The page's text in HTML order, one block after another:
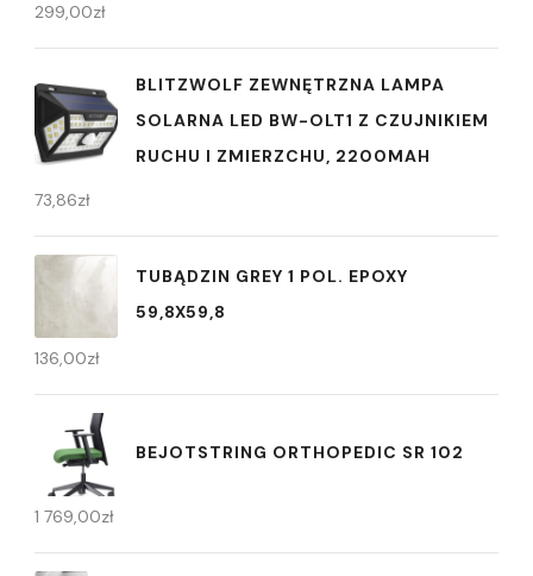
299,00zł
BLITZWOLF ZEWNĘTRZNA LAMPA
SOLARNA LED BW-OLT1 Z CZUJNIKIEM
RUCHU I ZMIERZCHU, 2200MAH
73,86zł
TUBĄDZIN GREY 1 POL. EPOXY
59,8X59,8
136,00zł
BEJOTSTRING ORTHOPEDIC SR 102
1 769,00zł